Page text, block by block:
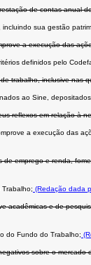
de contas anual
sua gestão
a execução das
definidos pelo
trabalho, inclusive nas
ao Sine,
reflexos em relação à
a execução das
de emprego e renda,
(Redação dada
acadêmicas e de
do Fundo do Trabalho;
sobre o